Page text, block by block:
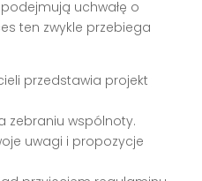
uchwałę o
ten zwykle przebiega
przedstawia projekt
zebraniu wspólnoty.
uwagi i propozycje